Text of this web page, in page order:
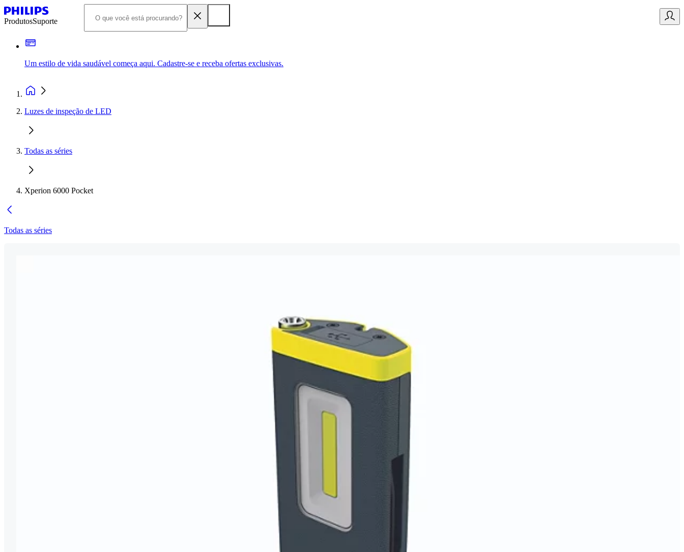
ProdutosSuporte
Um estilo de vida saudável começa aqui. Cadastre-se e receba ofertas exclusivas.
Luzes de inspeção de LED
Todas as séries
Xperion 6000 Pocket
Todas as séries